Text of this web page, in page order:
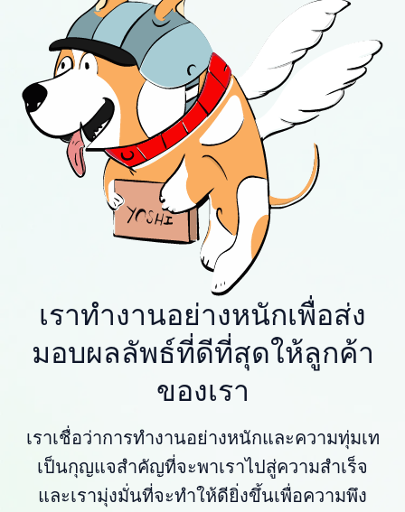
เราทำงานอย่างหนักเพื่อส่ง
มอบผลลัพธ์ที่ดีที่สุดให้ลูกค้า
ของเรา
เราเชื่อว่าการทำงานอย่างหนักและความทุ่มเท
เป็นกุญแจสำคัญที่จะพาเราไปสู่ความสำเร็จ
และเรามุ่งมั่นที่จะทำให้ดียิ่งขึ้นเพื่อความพึง